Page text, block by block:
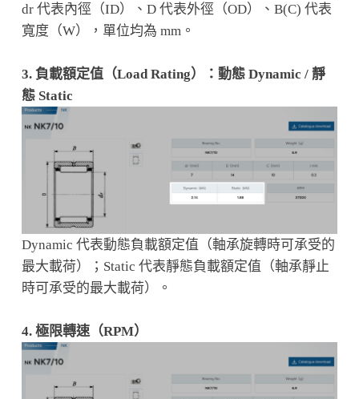
dr 代表內徑（ID）、D 代表外徑（OD）、B(C) 代表
寬度（W），單位均為 mm。
3. 負載額定值（Load Rating）：動態 Dynamic / 靜
態 Static
Dynamic 代表動態負載額定值（軸承旋轉時可承受的
最大載荷）；Static 代表靜態負載額定值（軸承靜止
時可承受的最大載荷）。
4. 極限轉速（RPM）